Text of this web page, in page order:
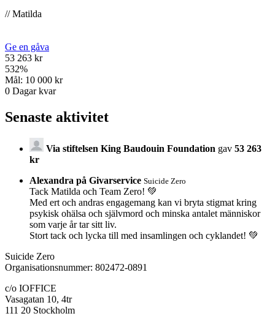
// Matilda
Ge en gåva
53 263 kr
532%
Mål: 10 000 kr
0 Dagar kvar
Senaste aktivitet
Via stiftelsen King Baudouin Foundation gav 53 263
kr
Alexandra på Givarservice Suicide Zero
Tack Matilda och Team Zero! 💚
Med ert och andras engagemang kan vi bryta stigmat kring
psykisk ohälsa och självmord och minska antalet människor
som varje år tar sitt liv.
Stort tack och lycka till med insamlingen och cyklandet! 💚
Suicide Zero
Organisationsnummer: 802472-0891
c/o IOFFICE
Vasagatan 10, 4tr
111 20 Stockholm